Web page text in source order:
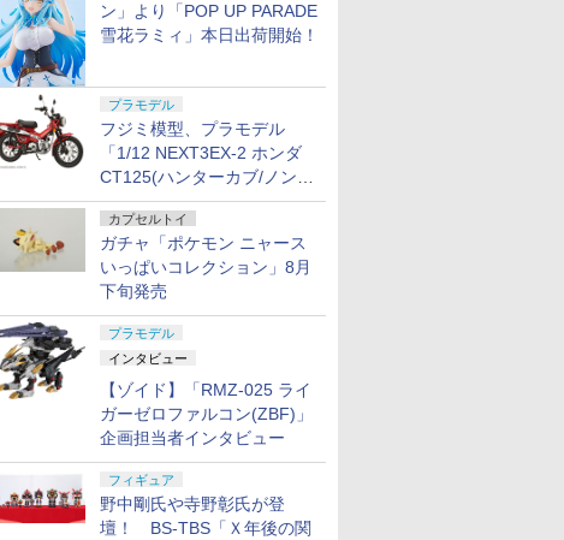
ン」より「POP UP PARADE
雪花ラミィ」本日出荷開始！
プラモデル
フジミ模型、プラモデル
「1/12 NEXT3EX-2 ホンダ
CT125(ハンターカブ/ノンカ
ラー) 特別仕様(オプションパ
ーツ付き)」本日出荷開始！
カプセルトイ
ガチャ「ポケモン ニャース
いっぱいコレクション」8月
下旬発売
プラモデル
インタビュー
【ゾイド】「RMZ-025 ライ
ガーゼロファルコン(ZBF)」
企画担当者インタビュー
フィギュア
野中剛氏や寺野彰氏が登
壇！ BS-TBS「Ｘ年後の関